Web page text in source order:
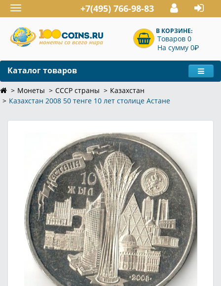
Toggle
navigation
+7(495) 766-98-83
В КОРЗИНЕ:
Товаров 0
На сумму 0P
Каталог товаров
Монеты СССР страны
Казахстан
Казахстан 2008 50 тенге 10 лет столице Астане